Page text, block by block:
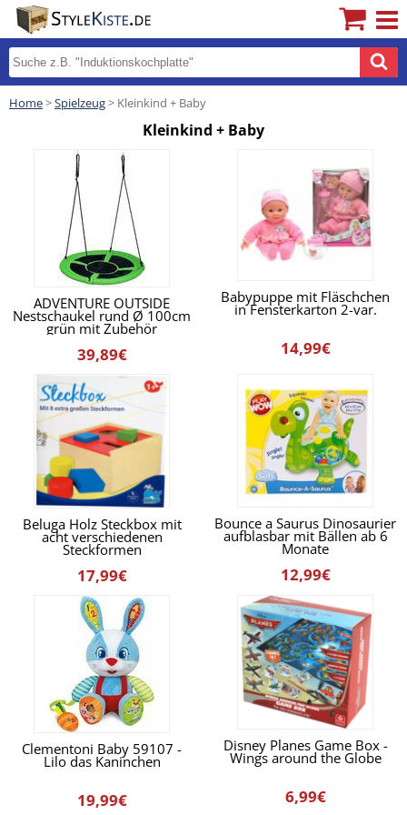
Home>Spielzeug> Kleinkind + Baby
Kleinkind + Baby
ADVENTURE OUTSIDE
Nestschaukel rund Ø 100cm
grün mit Zubehör
39,89€
Babypuppe mit Fläschchen
in Fensterkarton 2-var.
14,99€
Beluga Holz Steckbox mit
acht verschiedenen
Steckformen
17,99€
Bounce a Saurus Dinosaurier
aufblasbar mit Bällen ab 6
Monate
12,99€
Clementoni Baby 59107 -
Lilo das Kaninchen
19,99€
Disney Planes Game Box -
Wings around the Globe
6,99€